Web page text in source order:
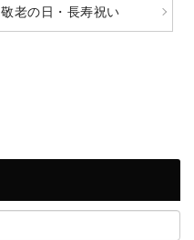
敬老の日・長寿祝い